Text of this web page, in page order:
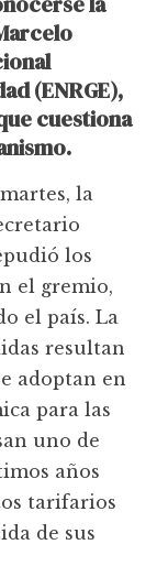
(ENRGE),
cuestiona
la
los
el gremio,
el país. La
resultan
adoptan en
para las
uno de
años
tarifarios
de sus